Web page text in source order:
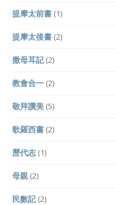
提摩太前書 (1)
提摩太後書 (2)
撒母耳記(2)
教會合一 (2)
敬拜讚美 (5)
歌羅西書 (2)
歷代志 (1)
母親 (2)
民數記(2)